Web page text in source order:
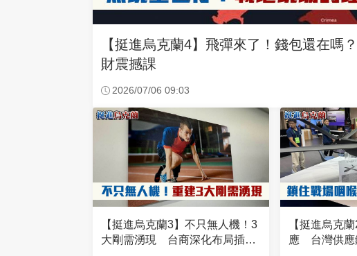
【挺進烏克蘭4】飛彈來了！錢包還在嗎
財震撼課
2026/07/06 09:03
【挺進烏克蘭3】不只無人機！3
大剛需湧現 台商深化布局插旗
【挺進烏克
應 台灣供應